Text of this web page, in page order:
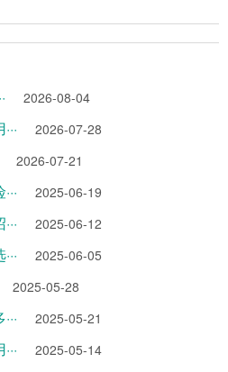
2026-08-04
2026-07-28
2026-07-21
2025-06-19
2025-06-12
2025-06-05
2025-05-28
2025-05-21
2025-05-14